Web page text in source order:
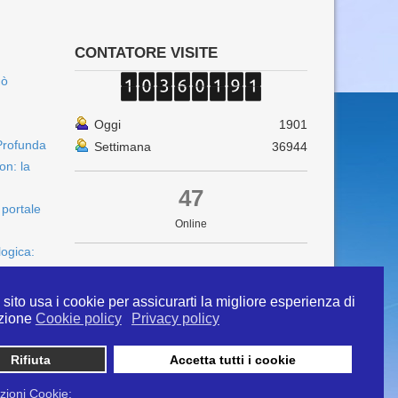
sito usa i cookie per assicurarti la migliore esperienza di
Cookie policy Privacy policy
Rifiuta Accetta tutti i cookie
Cookie:
la
CONTATORE VISITE
Oggi
1901
Settimana
36944
47
Online
info@ipertermiaitalia.it tel. 331/9584817 . Il
diramato nel rispetto delle Linee Guida contenute